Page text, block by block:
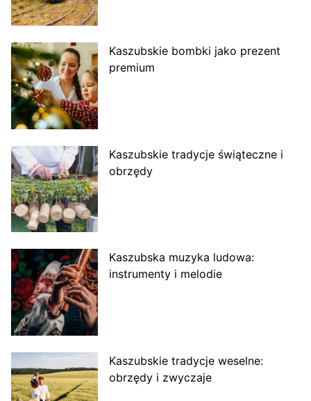
Kaszubskie bombki jako prezent
premium
Kaszubskie tradycje świąteczne i
obrzędy
Kaszubska muzyka ludowa:
instrumenty i melodie
Kaszubskie tradycje weselne:
obrzędy i zwyczaje